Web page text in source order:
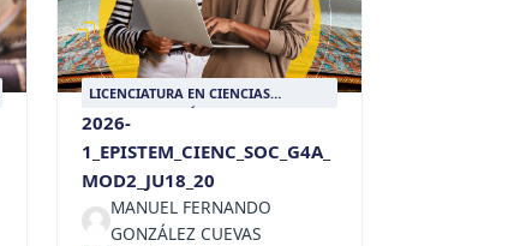
LICENCIATURA EN CIENCIAS
SOCIALES CON ÉNFASIS EN HISTORIA
2026-
1_EPISTEM_CIENC_SOC_G4A_
MOD2_JU18_20
MANUEL FERNANDO
GONZÁLEZ CUEVAS